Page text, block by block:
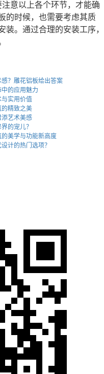
意以上各个环节，才能确
的时候，也需要考虑其质
装。通过合理的安装工序，
？雕花铝板给出答案
的应用魅力
实用价值
精致之美
艺术美感
的宠儿？
美学与功能新高度
计的热门选项？